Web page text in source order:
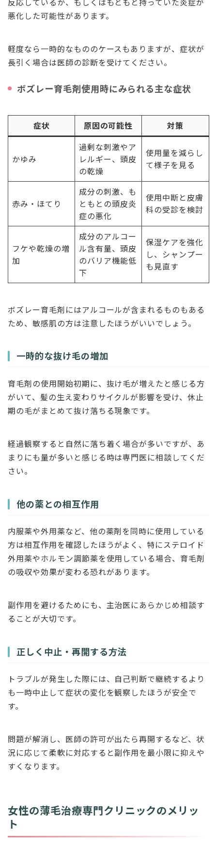
悪化した可能性があります。
軽度なら一時的なもののケースもありますが、症状が
長引く場合は医師の診断を受けてください。
ボズレー育毛剤使用時にみられる主な症状
症状 原因の可能性 対策
かゆみ
過剰な刺激やア
レルギー、頭皮
の乾燥
使用量を減らし
て様子を見る
赤み・ほてり
成分の刺激、も
ともとの頭皮炎
症の悪化
使用中断と皮膚
科の受診を検討
フケや乾燥の増
加
成分のアルコー
ル含有量、頭皮
のバリア機能低
下
保湿ケアを強化
し、シャンプー
も見直す
ボズレー育毛剤にはアルコールが含まれるものもある
ため、敏感肌の方は注意したほうがいいでしょう。
一時的な抜け毛の増加
育毛剤の使用開始初期に、抜け毛が増えたと感じる方
がいて、髪の生え変わりサイクルが影響を受け、休止
期の毛がまとめて抜け落ちる現象です。
経過観察すると自然に落ち着く場合が多いですが、あ
まりにも量が多いと感じる時は専門医に相談してくだ
さい。
他の薬との相互作用
内服薬や外用薬など、他の薬剤を同時に使用している
方は相互作用を確認したほうがよく、特にステロイド
外用薬やホルモン調節薬を使用している場合、育毛剤
の吸収や効果が変わる恐れがあります。
副作用を避けるためにも、主治医にあらかじめ相談す
ることが大切です。
正しく中止・再開する方法
トラブルが発生した際には、自己判断で継続するより
も一時中止して症状の変化を観察したほうが安全で
す。
問題が解消し、医師の許可が出たら再開するなど、状
況に応じて柔軟に対応すると副作用を最小限に抑えや
すくなります。
女性の薄毛治療専門クリニックのメリッ
ト